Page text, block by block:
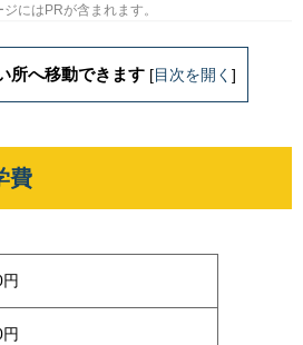
にはPRが含まれます。
所へ移動できます [目次を開く ]
費